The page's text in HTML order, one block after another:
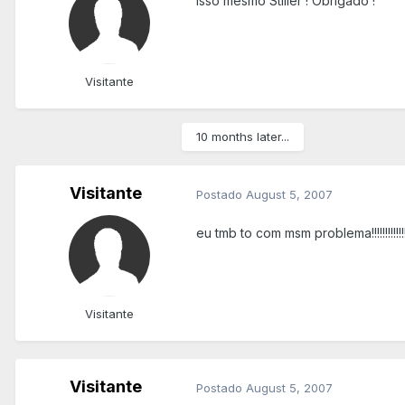
Visitante
10 months later...
Visitante
Visitante
Postado August 5, 2007
eu tmb to com msm
Visitante Postado August 5, 2007